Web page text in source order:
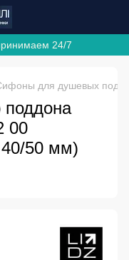
24/7
для душевых
00
50 мм)